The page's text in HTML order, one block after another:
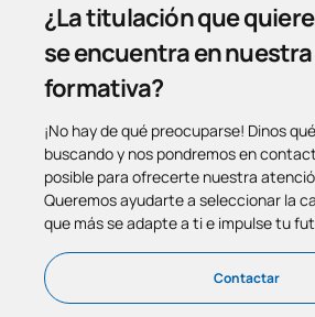
¿La titulación que
se encuentra en
formativa?
¡No hay de qué preocuparse! Dinos
buscando y nos pondremos en
posible para ofrecerte nuestra
Queremos ayudarte a seleccionar la
que más se adapte a ti e impulse tu
Contactar